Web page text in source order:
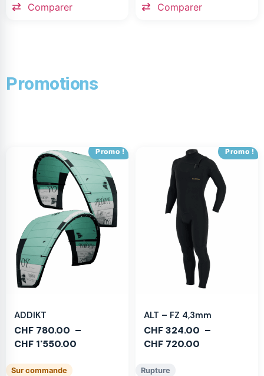
Comparer Comparer
Promotions
Promo !
ADDIKT
CHF 780.00 –
CHF 1'550.00
Sur commande
Promo !
ALT – FZ 4,3mm
CHF324.00 –
CHF 720.00
Rupture